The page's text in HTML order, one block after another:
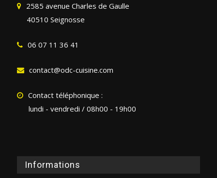
2585 avenue Charles de Gaulle
40510 Seignosse
06 07 11 36 41
contact@odc-cuisine.com
Contact téléphonique :
lundi - vendredi / 08h00 - 19h00
Informations